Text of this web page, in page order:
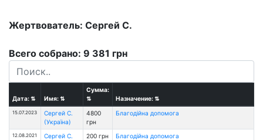
Жертвователь: Сергей С.
Всего собрано: 9 381 грн
Дата:⇅ Имя:⇅
Сумма:
⇅
Назначение:⇅
15.07.2023
Сергей С.
(Україна)
4800
грн
Благодійна допомога
12.08.2021
Сергей С.
200 грн Благодійна допомога